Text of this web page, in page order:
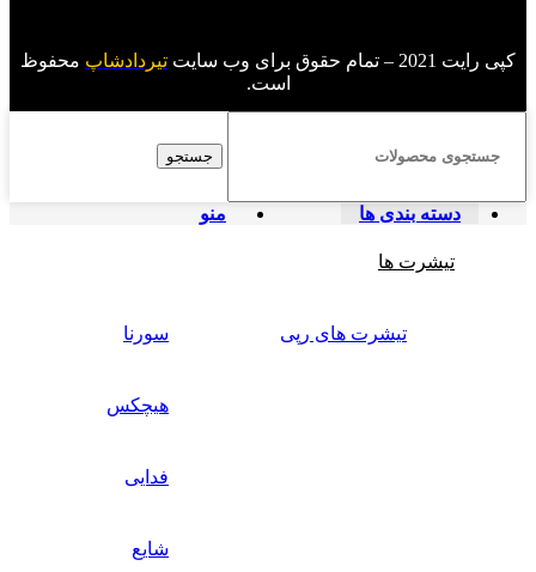
کپی رایت 2021 – تمام حقوق برای وب سایت تیردادشاپ محفوظ
است.
جستجو
منو دسته بندی ها
تیشرت ها
تیشرت های رپی سورنا
هیچکس
فدایی
شایع